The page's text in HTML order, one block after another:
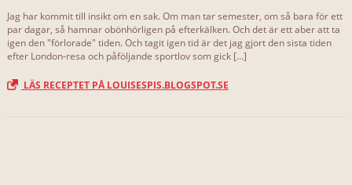
Jag har kommit till insikt om en sak. Om man tar semester, om så bara för ett
par dagar, så hamnar obönhörligen på efterkälken. Och det är ett aber att ta
igen den "förlorade" tiden. Och tagit igen tid är det jag gjort den sista tiden
efter London-resa och påföljande sportlov som gick [...]
LÄS RECEPTET PÅ LOUISESPIS.BLOGSPOT.SE